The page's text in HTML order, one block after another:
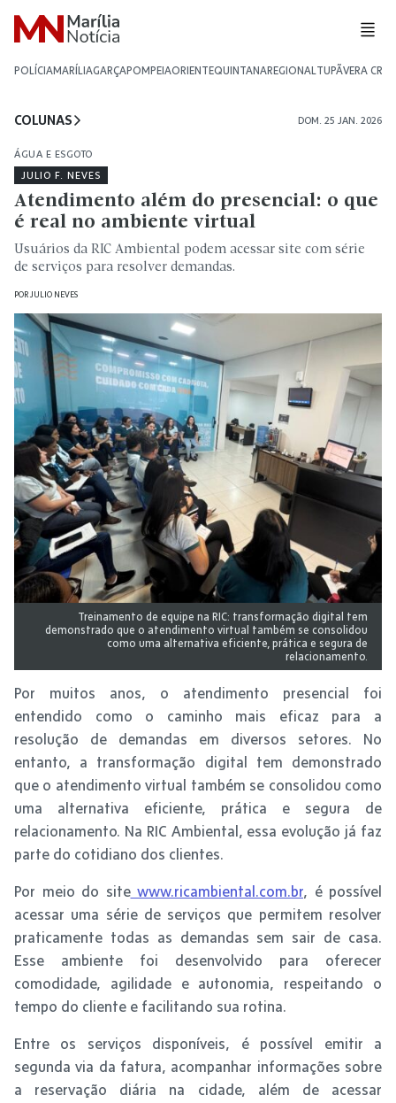
POLÍCIAMARÍLIAGARÇAPOMPEIAORIENTEQUINTANAREGIONALTUPÃVERA CRUZ
COLUNAS DOM. 25 JAN. 2026
ÁGUA E ESGOTO
JULIO F. NEVES
Atendimento além do presencial: o que
é real no ambiente virtual
Usuários da RIC Ambiental podem acessar site com série
de serviços para resolver demandas.
POR JULIO NEVES
Treinamento de equipe na RIC: transformação digital tem
demonstrado que o atendimento virtual também se consolidou
como uma alternativa eficiente, prática e segura de
relacionamento.
Por muitos anos, o atendimento presencial foi
entendido como o caminho mais eficaz para a
resolução de demandas em diversos setores. No
entanto, a transformação digital tem demonstrado
que o atendimento virtual também se consolidou como
uma alternativa eficiente, prática e segura de
relacionamento. Na RIC Ambiental, essa evolução já faz
parte do cotidiano dos clientes.
Por meio do sitewww.ricambiental.com.br, é possível
acessar uma série de serviços que permitem resolver
praticamente todas as demandas sem sair de casa.
Esse ambiente foi desenvolvido para oferecer
comodidade, agilidade e autonomia, respeitando o
tempo do cliente e facilitando sua rotina.
Entre os serviços disponíveis, é possível emitir a
segunda via da fatura, acompanhar informações sobre
a reservação diária na cidade, além de acessar